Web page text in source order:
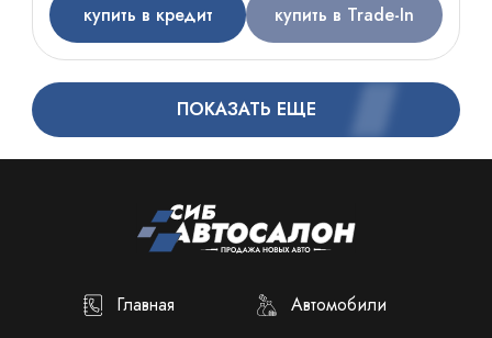
купить в кредит купить в Trade-In
ПОКАЗАТЬ ЕЩЕ
Главная
Автомобили